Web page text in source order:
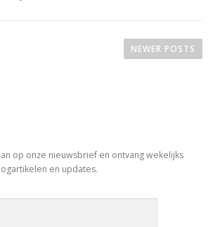
NEWER POSTS
op onze nieuwsbrief en ontvang wekelijks
en updates.